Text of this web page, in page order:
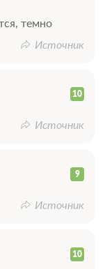
темно
Источник
10
Источник
9
Источник
10